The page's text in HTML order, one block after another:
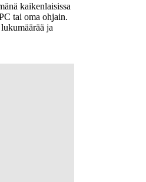
kaikenlaisissa
tai oma ohjain.
ja